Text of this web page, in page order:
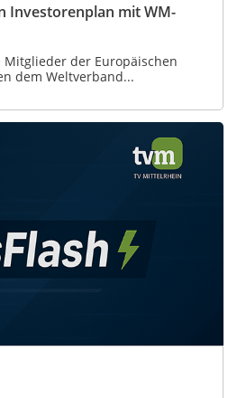
Investorenplan mit WM-
der Europäischen
dem Weltverband...